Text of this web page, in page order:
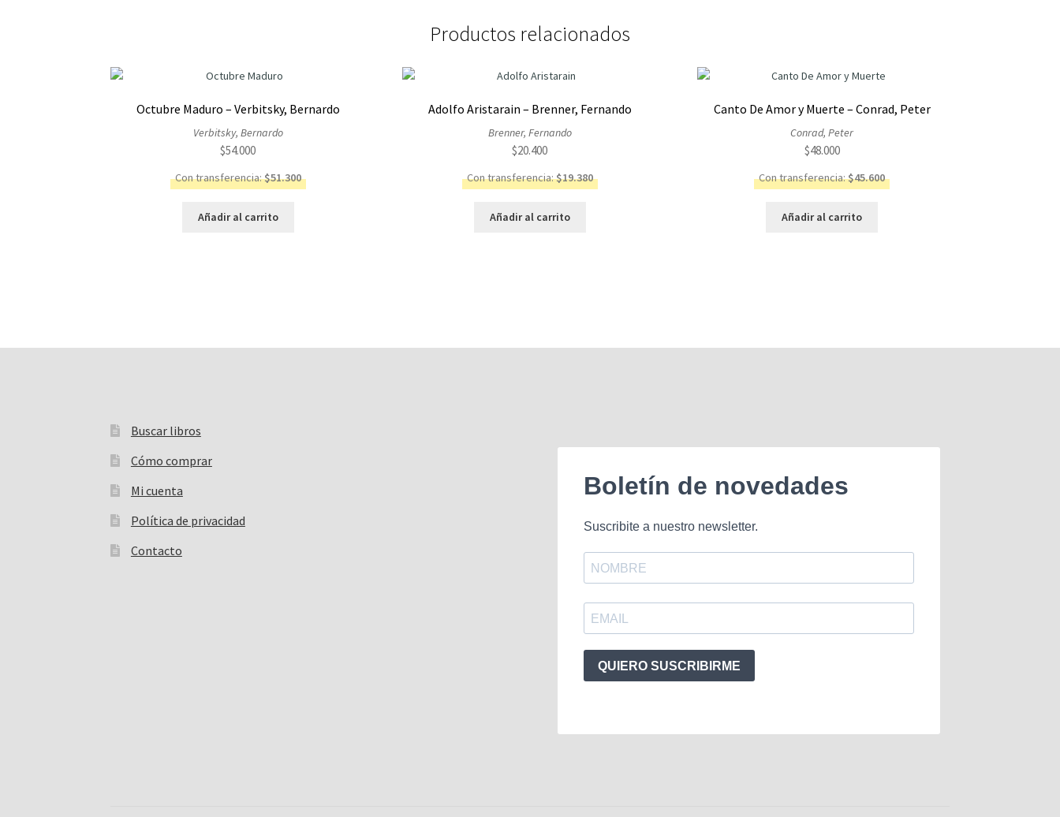
Productos relacionados
Octubre Maduro – Verbitsky, Bernardo
Verbitsky, Bernardo
$54.000
Con transferencia:$51.300
Añadir al carrito
Adolfo Aristarain – Brenner, Fernando
Brenner, Fernando
$20.400
Con transferencia:$19.380
Añadir al carrito
Canto De Amor y Muerte – Conrad, Peter
Conrad, Peter
$48.000
Con transferencia:$45.600
Añadir al carrito
Buscar libros
Buscar:
Cómo comprar
Mi cuenta
Política de privacidad
Contacto
Boletín de novedades
Suscribite a nuestro newsletter.
QUIERO SUSCRIBIRME